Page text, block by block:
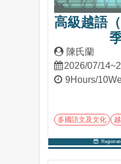
高級越語
陳氏蘭
2026/07/
9Hours/
多國語文及文化